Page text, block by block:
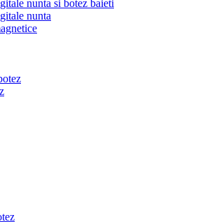
nunta si botez baieti
nunta